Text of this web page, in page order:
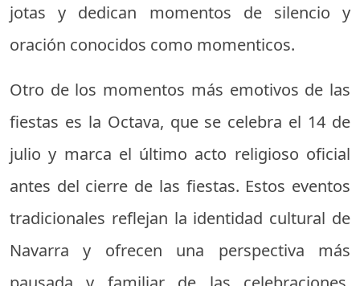
jotas y dedican momentos de silencio y
oración conocidos como momenticos.
Otro de los momentos más emotivos de las
fiestas es la Octava, que se celebra el 14 de
julio y marca el último acto religioso oficial
antes del cierre de las fiestas. Estos eventos
tradicionales reflejan la identidad cultural de
Navarra y ofrecen una perspectiva más